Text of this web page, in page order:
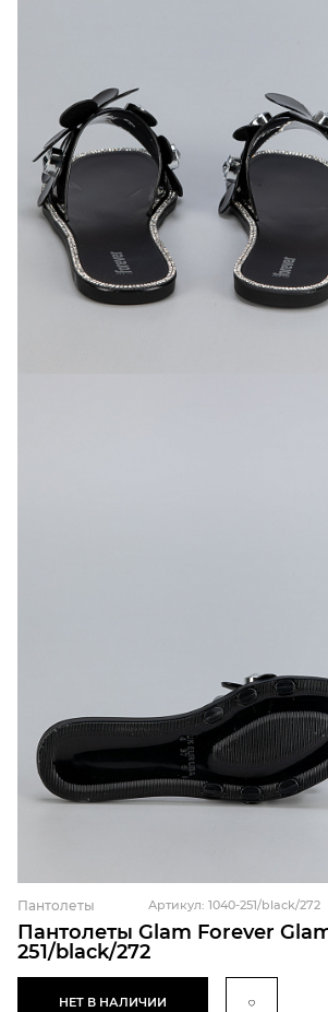
Пантолеты Glam Forever
251/black/272
Пантолеты Артикул: 1040-251/black/272
НЕТ В НАЛИЧИИ